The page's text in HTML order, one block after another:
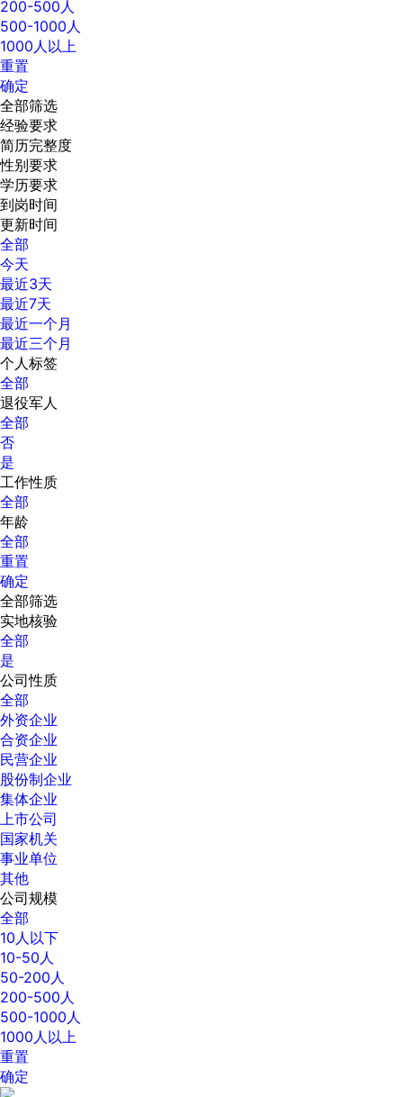
200-500人
500-1000人
1000人以上
重置
确定
全部筛选
经验要求
简历完整度
性别要求
学历要求
到岗时间
更新时间
全部
今天
最近3天
最近7天
最近一个月
最近三个月
个人标签
全部
退役军人
全部
否
是
工作性质
全部
年龄
全部
重置
确定
全部筛选
实地核验
全部
是
公司性质
全部
外资企业
合资企业
民营企业
股份制企业
集体企业
上市公司
国家机关
事业单位
其他
公司规模
全部
10人以下
10-50人
50-200人
200-500人
500-1000人
1000人以上
重置
确定